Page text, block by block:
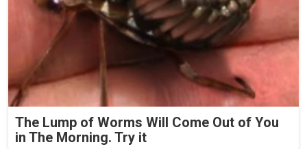
The Lump of Worms Will Come Out of You
in The Morning. Try it